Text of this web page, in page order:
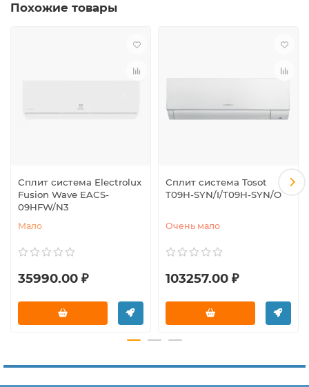
Похожие товары
Сплит система Electrolux
Fusion Wave EACS-
09HFW/N3
Мало
35990.00 ₽
Сплит система Tosot
T09H-SYN/I/T09H-SYN/O
Очень мало
103257.00 ₽